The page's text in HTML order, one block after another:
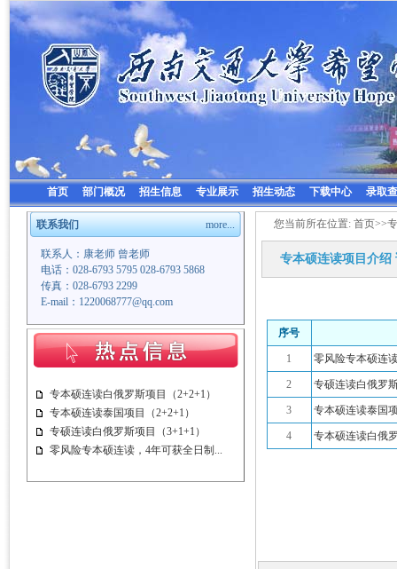
首页 部门概况 招生信息 专业展示 招生动态 下载中心 录取
联系我们 more...
联系人：康老师 曾老师
电话：028-6793 5795 028-6793 5868
传真：028-6793 2299
E-mail：1220068777@qq.com
专本硕连读白俄罗斯项目（2+2+1）
专本硕连读泰国项目（2+2+1）
专硕连读白俄罗斯项目（3+1+1）
零风险专本硕连读，4年可获全日制...
您当前所在位置: 首页>>
专本硕连读项目介绍
序号
1 零风险专本硕连
2 专硕连读白俄罗
3 专本硕连读泰国
4 专本硕连读白俄